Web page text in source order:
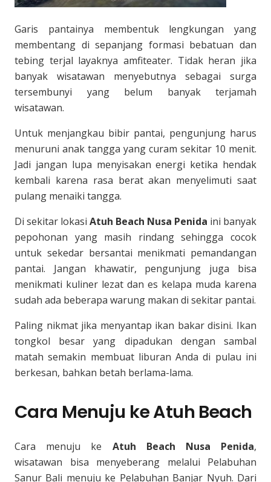
Garis pantainya membentuk lengkungan yang
membentang di sepanjang formasi bebatuan dan
tebing terjal layaknya amfiteater. Tidak heran jika
banyak wisatawan menyebutnya sebagai surga
tersembunyi yang belum banyak terjamah
wisatawan.
Untuk menjangkau bibir pantai, pengunjung harus
menuruni anak tangga yang curam sekitar 10 menit.
Jadi jangan lupa menyisakan energi ketika hendak
kembali karena rasa berat akan menyelimuti saat
pulang menaiki tangga.
Di sekitar lokasi Atuh Beach Nusa Penida ini banyak
pepohonan yang masih rindang sehingga cocok
untuk sekedar bersantai menikmati pemandangan
pantai. Jangan khawatir, pengunjung juga bisa
menikmati kuliner lezat dan es kelapa muda karena
sudah ada beberapa warung makan di sekitar pantai.
Paling nikmat jika menyantap ikan bakar disini. Ikan
tongkol besar yang dipadukan dengan sambal
matah semakin membuat liburan Anda di pulau ini
berkesan, bahkan betah berlama-lama.
Cara Menuju ke Atuh Beach
Cara menuju ke Atuh Beach Nusa Penida,
wisatawan bisa menyeberang melalui Pelabuhan
Sanur Bali menuju ke Pelabuhan Banjar Nyuh. Dari